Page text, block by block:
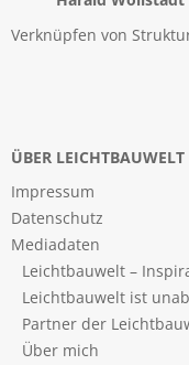
Verknüpfen von
ÜBER LEICHTBAUWELT
Impressum
Datenschutz
Mediadaten
Leichtbauwelt –
Leichtbauwelt ist
Partner der
Über mich